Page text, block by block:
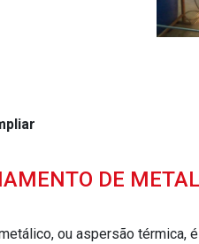
DE
ou aspersão térmica,